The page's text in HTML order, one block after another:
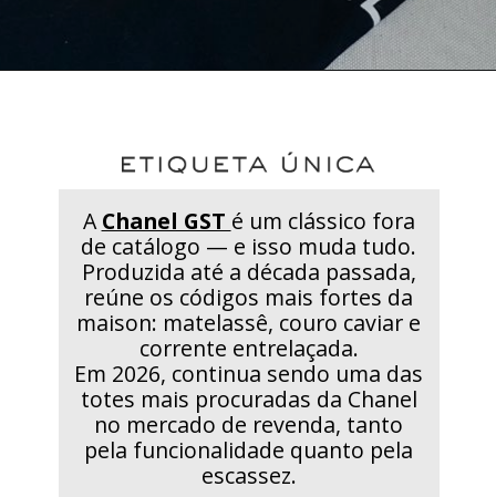
AChanel GST é um clássico fora
de catálogo — e isso muda tudo.
Produzida até a década passada,
reúne os códigos mais fortes da
maison: matelassê, couro caviar e
corrente entrelaçada.
Em 2026, continua sendo uma das
totes mais procuradas da Chanel
no mercado de revenda, tanto
pela funcionalidade quanto pela
escassez.